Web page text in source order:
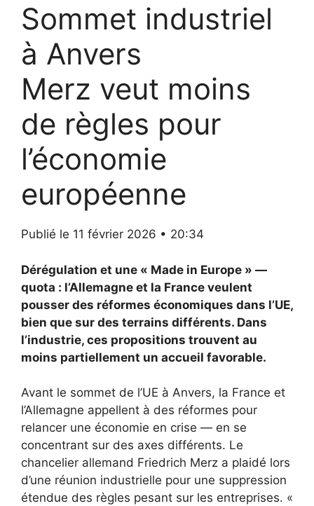
Sommet industriel
à Anvers
Merz veut moins
de règles pour
l’économie
européenne
Publié le 11 février 2026 • 20:34
Dérégulation et une « Made in Europe » —
quota : l’Allemagne et la France veulent
pousser des réformes économiques dans l’UE,
bien que sur des terrains différents. Dans
l’industrie, ces propositions trouvent au
moins partiellement un accueil favorable.
Avant le sommet de l’UE à Anvers, la France et
l’Allemagne appellent à des réformes pour
relancer une économie en crise — en se
concentrant sur des axes différents. Le
chancelier allemand Friedrich Merz a plaidé lors
d’une réunion industrielle pour une suppression
étendue des règles pesant sur les entreprises. «